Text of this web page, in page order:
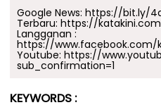
Google News: https://bit.ly/
Terbaru: https://
Langganan :
https://
Youtube: https://
sub_confirmation=1
KEYWORDS :